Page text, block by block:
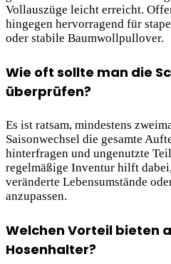
Vollauszüge leicht erreicht.
hingegen hervorragend für
oder stabile Baumwollpullover.
Wie oft sollte man die
überprüfen?
Es ist ratsam, mindestens
Saisonwechsel die gesamte
hinterfragen und ungenutzte
regelmäßige Inventur hilft
veränderte Lebensumstände
anzupassen.
Welchen Vorteil bieten
Hosenhalter?